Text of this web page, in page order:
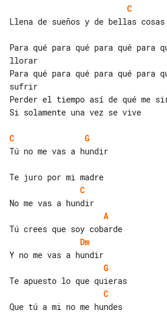
C
Llena de sueños y de bellas cosas
Para qué para qué para qué para
llorar
Para qué para qué para qué para
sufrir
Perder el tiempo así de qué me
Si solamente una vez se vive
C
G
Tú no me vas a hundir
C
A
Dm
G
C
Que tú a mi no me hundes